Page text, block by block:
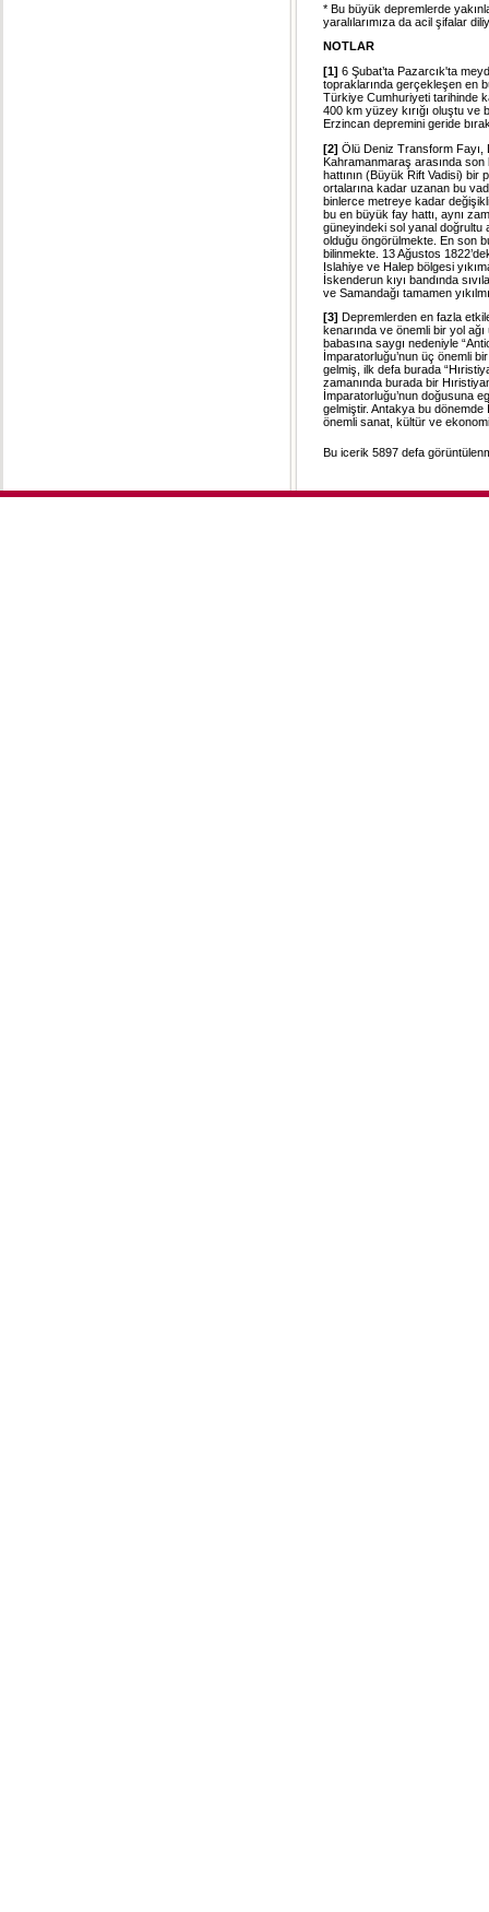
* Bu büyük depremlerde
yaralılarımıza da acil şifalar
NOTLAR
[1] 6 Şubat’ta Pazarcık'ta
topraklarında gerçekleşen en
Türkiye Cumhuriyeti tarihinde
400 km yüzey kırığı oluştu ve
Erzincan depremini geride
[2] Ölü Deniz Transform Fayı,
Kahramanmaraş arasında
hattının (Büyük Rift Vadisi) bir
ortalarına kadar uzanan bu
binlerce metreye kadar
bu en büyük fay hattı, aynı
güneyindeki sol yanal doğrultu
olduğu öngörülmekte. En son
bilinmekte. 13 Ağustos
Islahiye ve Halep bölgesi
İskenderun kıyı bandında
ve Samandağı tamamen
[3] Depremlerden en fazla
kenarında ve önemli bir yol
babasına saygı nedeniyle
İmparatorluğu’nun üç önemli
gelmiş, ilk defa burada
zamanında burada bir
İmparatorluğu’nun doğusuna
gelmiştir. Antakya bu
önemli sanat, kültür ve
Bu icerik 5897 defa